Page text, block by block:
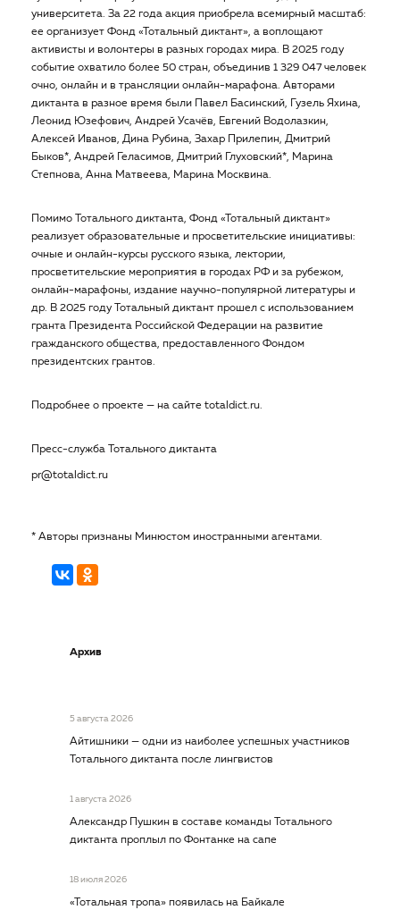
университета. За 22 года акция приобрела всемирный масштаб:
ее организует Фонд «Тотальный диктант», а воплощают
активисты и волонтеры в разных городах мира. В 2025 году
событие охватило более 50 стран, объединив 1 329 047 человек
очно, онлайн и в трансляции онлайн-марафона. Авторами
диктанта в разное время были Павел Басинский, Гузель Яхина,
Леонид Юзефович, Андрей Усачёв, Евгений Водолазкин,
Алексей Иванов, Дина Рубина, Захар Прилепин, Дмитрий
Быков*, Андрей Геласимов, Дмитрий Глуховский*, Марина
Степнова, Анна Матвеева, Марина Москвина.
Помимо Тотального диктанта, Фонд «Тотальный диктант»
реализует образовательные и просветительские инициативы:
очные и онлайн-курсы русского языка, лектории,
просветительские мероприятия в городах РФ и за рубежом,
онлайн-марафоны, издание научно-популярной литературы и
др. В 2025 году Тотальный диктант прошел с использованием
гранта Президента Российской Федерации на развитие
гражданского общества, предоставленного Фондом
президентских грантов.
Подробнее о проекте — на сайте totaldict.ru.
Пресс-служба Тотального диктанта
pr@totaldict.ru
* Авторы признаны Минюстом иностранными агентами.
Архив
5 августа 2026
Айтишники — одни из наиболее успешных участников
Тотального диктанта после лингвистов
1 августа 2026
Александр Пушкин в составе команды Тотального
диктанта проплыл по Фонтанке на сапе
18 июля 2026
«Тотальная тропа» появилась на Байкале